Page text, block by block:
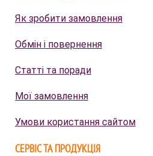
Як зробити замовлення
Обмін і повернення
Статті та поради
Мої замовлення
Умови користання сайтом
СЕРВІС ТА ПРОДУКЦІЯ